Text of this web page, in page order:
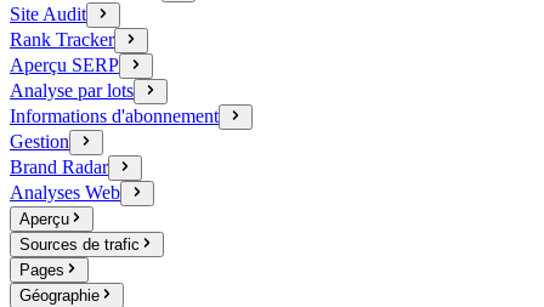
Site Audit
Rank Tracker
Aperçu SERP
Analyse par lots
Informations d'abonnement
Gestion
Brand Radar
Analyses Web
Aperçu
Sources de trafic
Pages
Géographie